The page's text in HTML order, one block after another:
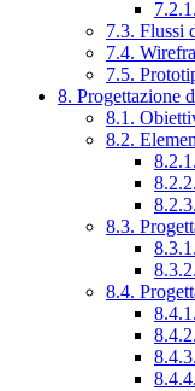
7.3. Flussi
7.4.
7.5.
8. Progettazione
8.1.
8.2.
8.3.
8.4.